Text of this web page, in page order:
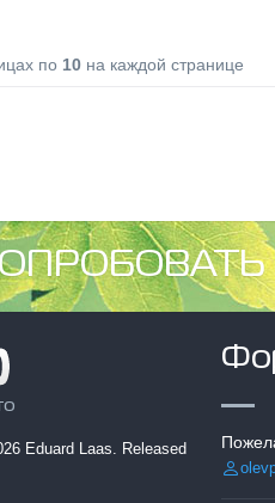
по 10 на каждой странице
Eduard Laas. Released